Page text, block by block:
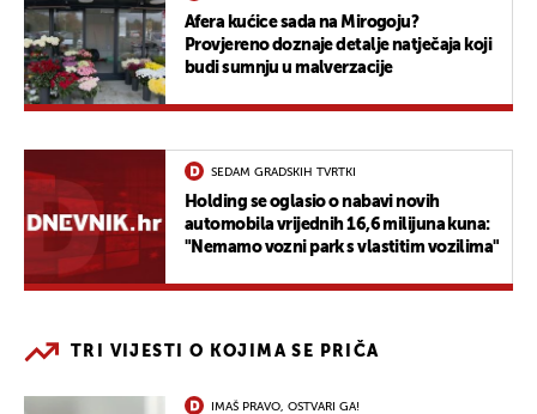
Afera kućice sada na Mirogoju?
Provjereno doznaje detalje natječaja koji
budi sumnju u malverzacije
SEDAM GRADSKIH TVRTKI
Holding se oglasio o nabavi novih
automobila vrijednih 16,6 milijuna kuna:
"Nemamo vozni park s vlastitim vozilima"
TRI VIJESTI O KOJIMA SE PRIČA
IMAŠ PRAVO, OSTVARI GA!